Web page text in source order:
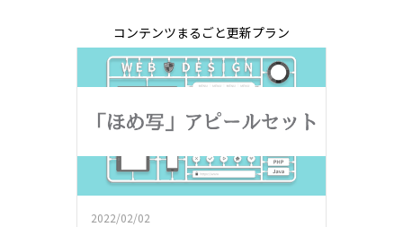
コンテンツまるごと更新プラン
2022/02/02